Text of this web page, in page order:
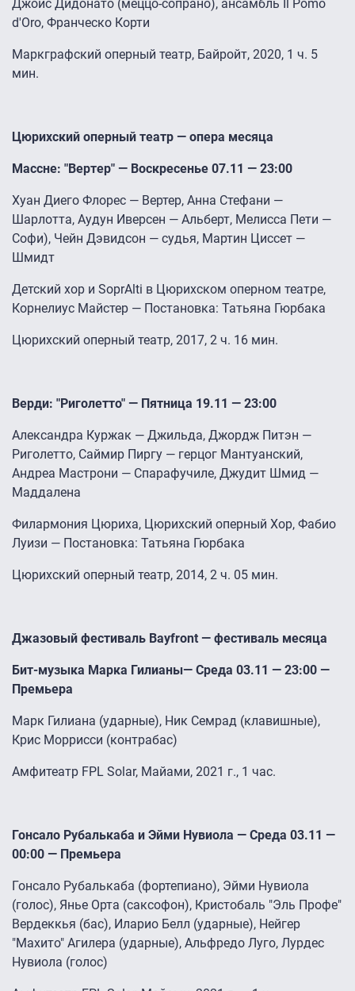
Джойс Дидонато (меццо-сопрано), ансамбль Il Pomo
d'Oro, Франческо Корти
Маркграфский оперный театр, Байройт, 2020, 1 ч. 5
мин.
Цюрихский оперный театр — опера месяца
Массне: "Вертер" — Воскресенье 07.11 — 23:00
Хуан Диего Флорес — Вертер, Анна Стефани —
Шарлотта, Аудун Иверсен — Альберт, Мелисса Пети —
Софи), Чейн Дэвидсон — судья, Мартин Циссет —
Шмидт
Детский хор и SoprAlti в Цюрихском оперном театре,
Корнелиус Майстер — Постановка: Татьяна Гюрбака
Цюрихский оперный театр, 2017, 2 ч. 16 мин.
Верди: "Риголетто" — Пятница 19.11 — 23:00
Александра Куржак — Джильда, Джордж Питэн —
Риголетто, Саймир Пиргу — герцог Мантуанский,
Андреа Мастрони — Спарафучиле, Джудит Шмид —
Маддалена
Филармония Цюриха, Цюрихский оперный Хор, Фабио
Луизи — Постановка: Татьяна Гюрбака
Цюрихский оперный театр, 2014, 2 ч. 05 мин.
Джазовый фестиваль Bayfront — фестиваль месяца
Бит-музыка Марка Гилианы— Среда 03.11 — 23:00 —
Премьера
Марк Гилиана (ударные), Ник Семрад (клавишные),
Крис Моррисси (контрабас)
Амфитеатр FPL Solar, Майами, 2021 г., 1 час.
Гонсало Рубалькаба и Эйми Нувиола — Среда 03.11 —
00:00 — Премьера
Гонсало Рубалькаба (фортепиано), Эйми Нувиола
(голос), Янье Орта (саксофон), Кристобаль "Эль Профе"
Вердеккья (бас), Иларио Белл (ударные), Нейгер
"Махито" Агилера (ударные), Альфредо Луго, Лурдес
Нувиола (голос)